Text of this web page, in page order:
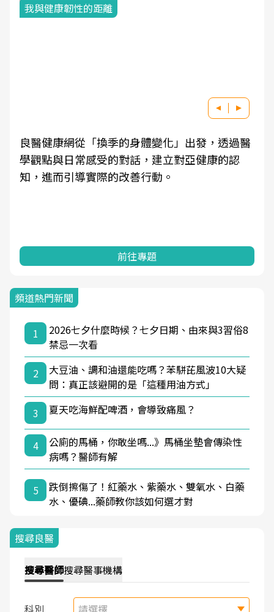
我與健康韌性的距離
良醫健康網從「換季的身體變化」出發，透過醫
學觀點與日常感受的對話，建立對亞健康的認
知，進而引導實際的改善行動。
前往專題
頻道熱門新聞
1
2026七夕什麼時候？七夕日期、由來與3習俗8
禁忌一次看
2
大豆油、調和油還能吃嗎？苯駢芘風波10大疑
問：真正該避開的是「這種用油方式」
3
夏天吃海鮮配啤酒，會導致痛風？
4
公廁的馬桶，你敢坐嗎...》馬桶坐墊會傳染性
病嗎？醫師有解
5
跌倒擦傷了！紅藥水、紫藥水、雙氧水、白藥
水、優碘...藥師教你該如何選才對
搜尋良醫
搜尋醫師搜尋醫事機構
科別 請選擇